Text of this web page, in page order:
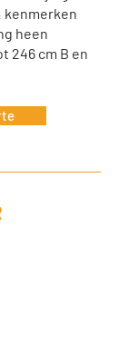
kenmerken
heen
246 cm B en